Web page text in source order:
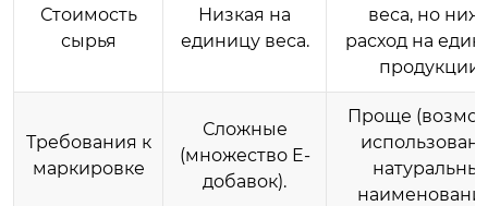
Стоимость
сырья
Низкая на
единицу веса.
веса, но
расход на
продукции.
Требования к
маркировке
Сложные
(множество E-
добавок).
Проще